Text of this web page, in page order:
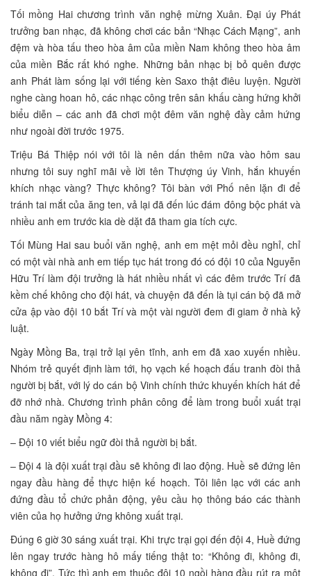
Tối mồng Hai chương trình văn nghệ mừng Xuân. Đại úy Phát
trưởng ban nhạc, đã không chơi các bản “Nhạc Cách Mạng”, anh
đệm và hòa tấu theo hòa âm của miền Nam không theo hòa âm
của miền Bắc rất khó nghe. Những bản nhạc bị bỏ quên được
anh Phát làm sống lại với tiếng kèn Saxo thật điêu luyện. Người
nghe càng hoan hô, các nhạc công trên sân khấu càng hứng khởi
biểu diễn – các anh đã chơi một đêm văn nghệ đầy cảm hứng
như ngoài đời trước 1975.
Triệu Bá Thiệp nói với tôi là nên dấn thêm nữa vào hôm sau
nhưng tôi suy nghĩ mãi về lời tên Thượng úy Vinh, hắn khuyến
khích nhạc vàng? Thực không? Tôi bàn với Phố nên lặn đi để
tránh tai mắt của ăng ten, vả lại đã đến lúc đám đông bộc phát và
nhiều anh em trước kia dè dặt đã tham gia tích cực.
Tối Mùng Hai sau buổi văn nghệ, anh em mệt mỏi đều nghỉ, chỉ
có một vài nhà anh em tiếp tục hát trong đó có đội 10 của Nguyễn
Hữu Trí làm đội trưởng là hát nhiều nhất vì các đêm trước Trí đã
kềm chế không cho đội hát, và chuyện đã đến là tụi cán bộ đã mở
cửa ập vào đội 10 bắt Trí và một vài người đem đi giam ở nhà kỷ
luật.
Ngày Mồng Ba, trại trở lại yên tĩnh, anh em đã xao xuyến nhiều.
Nhóm trẻ quyết định làm tới, họ vạch kế hoạch đấu tranh đòi thả
người bị bắt, với lý do cán bộ Vinh chính thức khuyến khích hát để
đỡ nhớ nhà. Chương trình phân công để làm trong buổi xuất trại
đầu năm ngày Mồng 4:
– Đội 10 viết biểu ngữ đòi thả người bị bắt.
– Đội 4 là đội xuất trại đầu sẽ không đi lao động. Huề sẽ đứng lên
ngay đầu hàng để thực hiện kế hoạch. Tôi liên lạc với các anh
đứng đầu tổ chức phản động, yêu cầu họ thông báo các thành
viên của họ hưởng ứng không xuất trại.
Đúng 6 giờ 30 sáng xuất trại. Khi trực trại gọi đến đội 4, Huề đứng
lên ngay trước hàng hô mấy tiếng thật to: “Không đi, không đi,
không đi”. Tức thì anh em thuộc đội 10 ngồi hàng đầu rút ra một